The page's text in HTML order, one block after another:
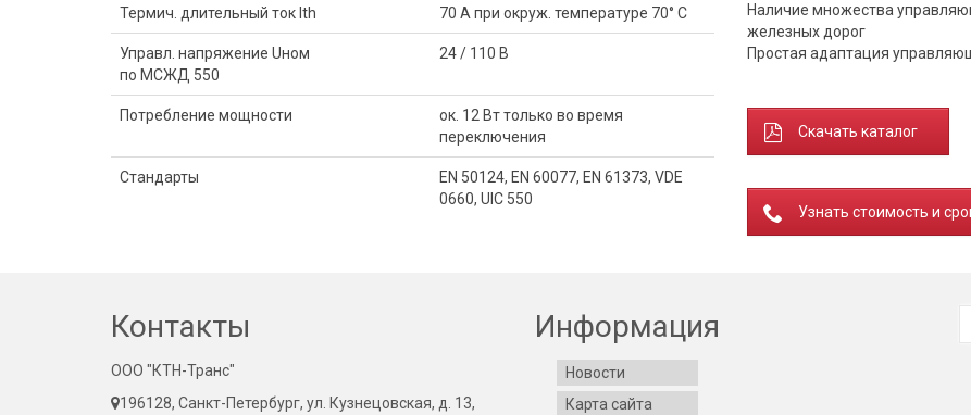
Термич. длительный ток Ith 70 A при окруж. температуре 70° C
Управл. напряжение Uном
по МСЖД 550
24 / 110 В
Потребление мощности
ок. 12 Вт только во время
переключения
Стандарты
EN 50124, EN 60077, EN 61373, VDE
0660, UIC 550
Наличие множества
железных дорог
Простая адаптация
Скачать каталог
Узнать стоимость и
Контакты
ООО "КТН-Транс"
196128, Санкт-Петербург, ул. Кузнецовская, д. 13,
Информация
Новости
Карта сайта